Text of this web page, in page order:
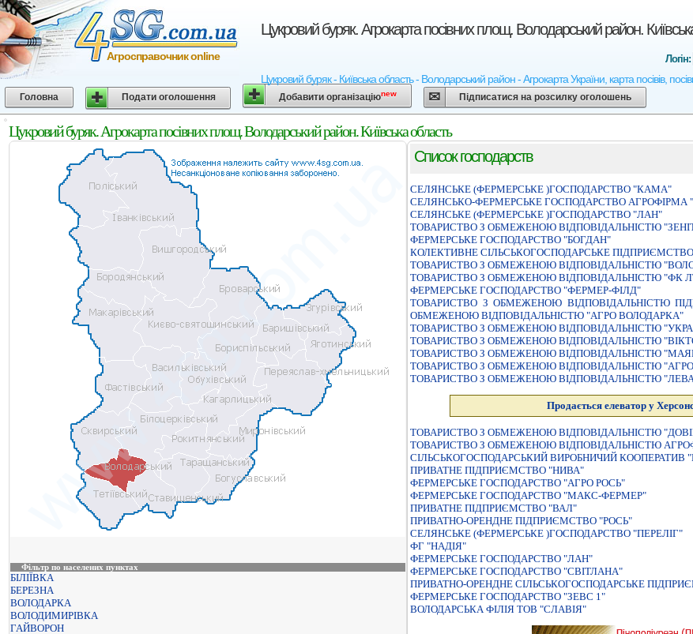
Цукровий буряк. Агрокарта посівних площ. Володарський район.
Цукровий буряк - Київська область - Володарський район - Агрокарта України, карта посівів,
Агросправочник online Логін:
Головна Подати оголошення Добавити організаціюnew Підписатися на розсилку оголошень
Цукровий буряк. Агрокарта посівних площ. Володарський район. Київська область
Фільтр по населених пунктах
БІЛІЇВКА
БЕРЕЗНА
ВОЛОДАРКА
ВОЛОДИМИРІВКА
ГАЙВОРОН
Список господарств
СЕЛЯНСЬКЕ (ФЕРМЕРСЬКЕ )ГОСПОДАРСТВО "КАМА"
СЕЛЯНСЬКО-ФЕРМЕРСЬКЕ ГОСПОДАРСТВО АГРОФIРМА
СЕЛЯНСЬКЕ (ФЕРМЕРСЬКЕ )ГОСПОДАРСТВО "ЛАН"
ТОВАРИСТВО З ОБМЕЖЕНОЮ ВIДПОВIДАЛЬНIСТЮ
ФЕРМЕРСЬКЕ ГОСПОДАРСТВО "БОГДАН"
КОЛЕКТИВНЕ СІЛЬСЬКОГОСПОДАРСЬКЕ
ТОВАРИСТВО З ОБМЕЖЕНОЮ ВIДПОВIДАЛЬНIСТЮ
ТОВАРИСТВО З ОБМЕЖЕНОЮ ВIДПОВIДАЛЬНIСТЮ "ФК
ФЕРМЕРСЬКЕ ГОСПОДАРСТВО "ФЕРМЕР-ФIЛД"
ТОВАРИСТВО З ОБМЕЖЕНОЮ ВIДПОВIДАЛЬНIСТЮ
ОБМЕЖЕНОЮ ВIДПОВIДАЛЬНIСТЮ "АГРО ВОЛОДАРКА"
ТОВАРИСТВО З ОБМЕЖЕНОЮ ВІДПОВІДАЛЬНІСТЮ
ТОВАРИСТВО З ОБМЕЖЕНОЮ ВІДПОВІДАЛЬНІСТЮ
ТОВАРИСТВО З ОБМЕЖЕНОЮ ВІДПОВІДАЛЬНІСТЮ
ТОВАРИСТВО З ОБМЕЖЕНОЮ ВІДПОВІДАЛЬНІСТЮ
ТОВАРИСТВО З ОБМЕЖЕНОЮ ВІДПОВІДАЛЬНІСТЮ
Продається елеватор у
ТОВАРИСТВО З ОБМЕЖЕНОЮ ВІДПОВІДАЛЬНІСТЮ
ТОВАРИСТВО З ОБМЕЖЕНОЮ ВІДПОВІДАЛЬНІСТЮ
СІЛЬСЬКОГОСПОДАРСЬКИЙ ВИРОБНИЧИЙ КООПЕРАТИВ
ПРИВАТНЕ ПІДПРИЄМСТВО "НИВА"
ФЕРМЕРСЬКЕ ГОСПОДАРСТВО "АГРО РОСЬ"
ФЕРМЕРСЬКЕ ГОСПОДАРСТВО "МАКС-ФЕРМЕР"
ПРИВАТНЕ ПІДПРИЄМСТВО "ВАЛ"
ПРИВАТНО-ОРЕНДНЕ ПІДПРИЄМСТВО "РОСЬ"
СЕЛЯНСЬКЕ (ФЕРМЕРСЬКЕ )ГОСПОДАРСТВО "ПЕРЕЛIГ"
ФГ "НАДІЯ"
ФЕРМЕРСЬКЕ ГОСПОДАРСТВО "ЛАН"
ФЕРМЕРСЬКЕ ГОСПОДАРСТВО "СВIТЛАНА"
ПРИВАТНО-ОРЕНДНЕ СIЛЬСЬКОГОСПОДАРСЬКЕ
ФЕРМЕРСЬКЕ ГОСПОДАРСТВО "ЗЕВС 1"
ВОЛОДАРСЬКА ФІЛІЯ ТОВ "СЛАВІЯ"